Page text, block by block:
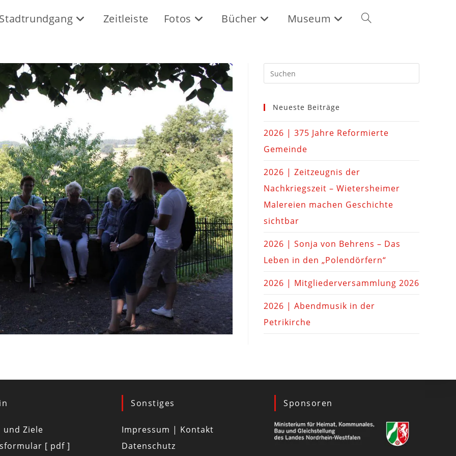
Zeitleiste Fotos Bücher Museum
Neueste Beiträge
2026 | 375 Jahre Reformierte
Gemeinde
2026 | Zeitzeugnis der
Nachkriegszeit – Wietersheimer
Malereien machen Geschichte
sichtbar
2026 | Sonja von Behrens – Das
Leben in den „Polendörfern“
2026 | Mitgliederversammlung 2026
2026 | Abendmusik in der
Petrikirche
und Ziele
[ pdf ]
Sonstiges
Impressum | Kontakt
Datenschutz
Sponsoren